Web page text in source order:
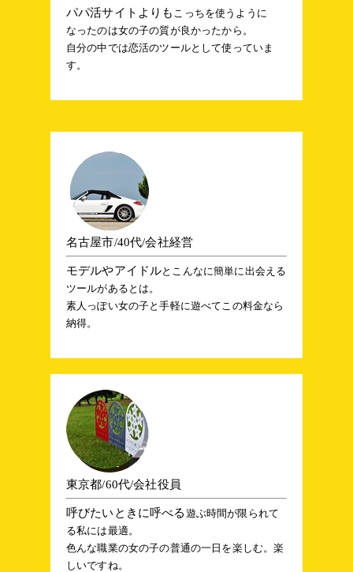
パパ活サイトよりも こっちを使うように
なったのは女の子の質が良かったから。
自分の中では恋活のツールとして使っていま
す。
名古屋市/40代/会社経営
モデルやアイドルとこんなに簡単に出会える
ツールがあるとは。
素人っぽい女の子と手軽に遊べてこの料金なら
納得。
東京都/60代/会社役員
呼びたいときに呼べる 遊ぶ時間が限られて
る私には最適。
色んな職業の女の子の普通の一日を楽しむ。楽
しいですね。